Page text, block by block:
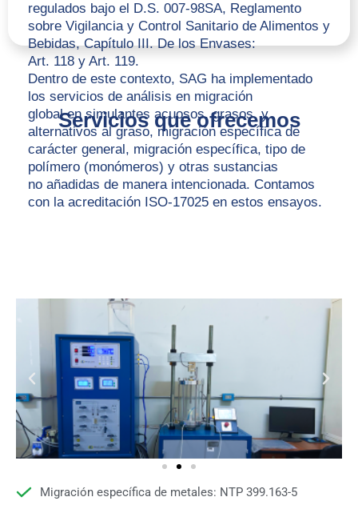
regulados bajo el D.S. 007-98SA, Reglamento
sobre Vigilancia y Control Sanitario de Alimentos y
Bebidas, Capítulo III. De los Envases:
Art. 118 y Art. 119.
Dentro de este contexto, SAG ha implementado
los servicios de análisis en migración
global en simulantes acuosos, grasos, y
alternativos al graso, migración específica de
carácter general, migración específica, tipo de
polímero (monómeros) y otras sustancias
no añadidas de manera intencionada. Contamos
con la acreditación ISO-17025 en estos ensayos.
Servicios que ofrecemos
Migración específica de metales: NTP 399.163-5